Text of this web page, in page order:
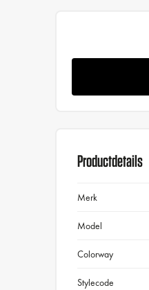
Productdetails
Merk
Model
Colorway
Stylecode